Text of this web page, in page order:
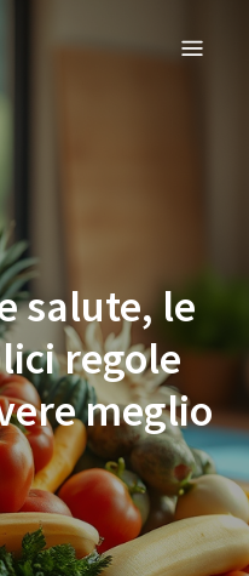
salute, le
regole
meglio